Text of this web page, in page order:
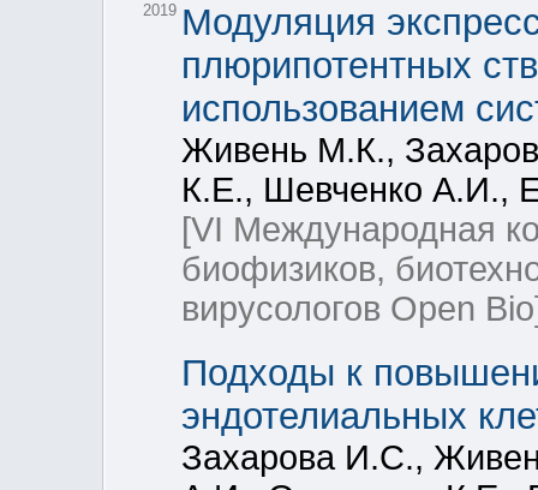
2019 Модуляция
плюрипотентных
использованием
Живень М.К.,
К.Е., Шевченко А.И.,
[VI Международная
биофизиков,
вирусологов Open
Подходы к
эндотелиальных
Захарова И.С.,